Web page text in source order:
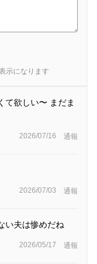
示になります
て欲しい〜 まだま
2026/07/16 通報
2026/07/03 通報
い夫は惨めだね
2026/05/17 通報